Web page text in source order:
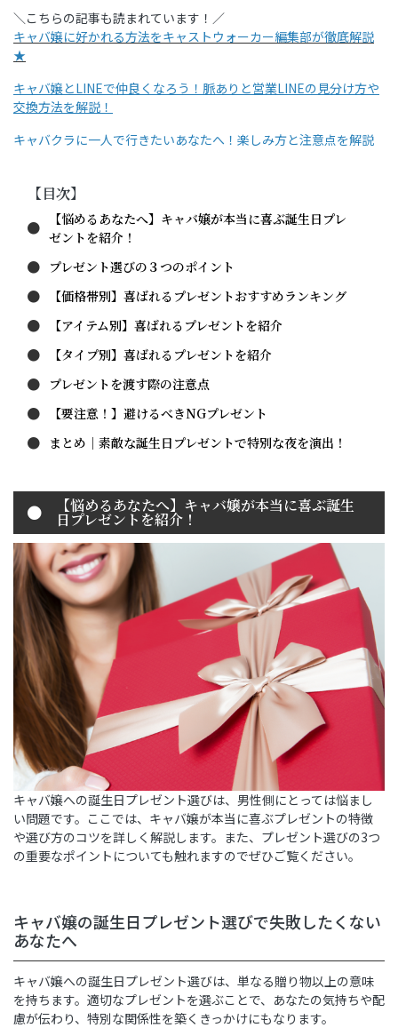
＼こちらの記事も読まれています！／
キャバ嬢に好かれる方法をキャストウォーカー編集部が徹底解説
★
キャバ嬢とLINEで仲良くなろう！脈ありと営業LINEの見分け方や
交換方法を解説！
キャバクラに一人で行きたいあなたへ！楽しみ方と注意点を解説
【目次】
【悩めるあなたへ】キャバ嬢が本当に喜ぶ誕生日プレ
ゼントを紹介！
プレゼント選びの３つのポイント
【価格帯別】喜ばれるプレゼントおすすめランキング
【アイテム別】喜ばれるプレゼントを紹介
【タイプ別】喜ばれるプレゼントを紹介
プレゼントを渡す際の注意点
【要注意！】避けるべきNGプレゼント
まとめ｜素敵な誕生日プレゼントで特別な夜を演出！
【悩めるあなたへ】キャバ嬢が本当に喜ぶ誕生
日プレゼントを紹介！
キャバ嬢への誕生日プレゼント選びは、男性側にとっては悩まし
い問題です。ここでは、キャバ嬢が本当に喜ぶプレゼントの特徴
や選び方のコツを詳しく解説します。また、プレゼント選びの3つ
の重要なポイントについても触れますのでぜひご覧ください。
キャバ嬢の誕生日プレゼント選びで失敗したくない
あなたへ
キャバ嬢への誕生日プレゼント選びは、単なる贈り物以上の意味
を持ちます。適切なプレゼントを選ぶことで、あなたの気持ちや配
慮が伝わり、特別な関係性を築くきっかけにもなります。